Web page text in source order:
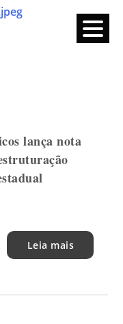
Funcionários de escola
lança nota
Leia mais